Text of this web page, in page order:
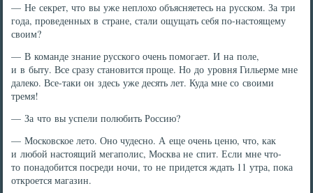
— Не секрет, что вы уже неплохо объясняетесь на русском. За три
года, проведенных в стране, стали ощущать себя по-настоящему
своим?
— В команде знание русского очень помогает. И на поле,
и в быту. Все сразу становится проще. Но до уровня Гильерме мне
далеко. Все-таки он здесь уже десять лет. Куда мне со своими
тремя!
— За что вы успели полюбить Россию?
— Московское лето. Оно чудесно. А еще очень ценю, что, как
и любой настоящий мегаполис, Москва не спит. Если мне что-
то понадобится посреди ночи, то не придется ждать 11 утра, пока
откроется магазин.